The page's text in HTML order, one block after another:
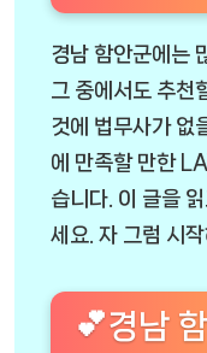
경남 함안군에는
그 중에서도 추천
것에 법무사가 없
에 만족할 만한
습니다. 이 글을
세요. 자 그럼 시작
💕경남